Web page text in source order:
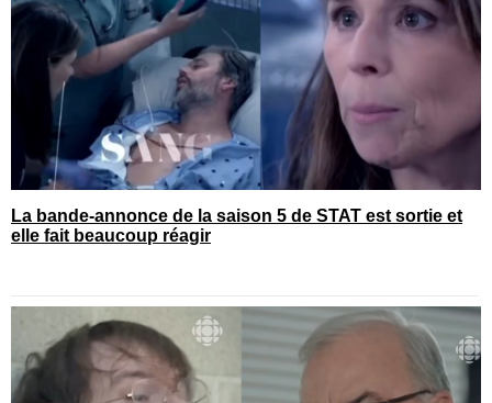
La bande-annonce de la saison 5 de STAT est sortie et
elle fait beaucoup réagir